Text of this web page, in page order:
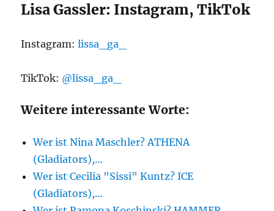
Lisa Gassler: Instagram, TikTok
Instagram:lissa_ga_
TikTok: @lissa_ga_
Weitere interessante Worte:
Wer ist Nina Maschler? ATHENA
(Gladiators),…
Wer ist Cecilia "Sissi" Kuntz? ICE
(Gladiators),…